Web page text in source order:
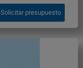
Solicitar presupuesto